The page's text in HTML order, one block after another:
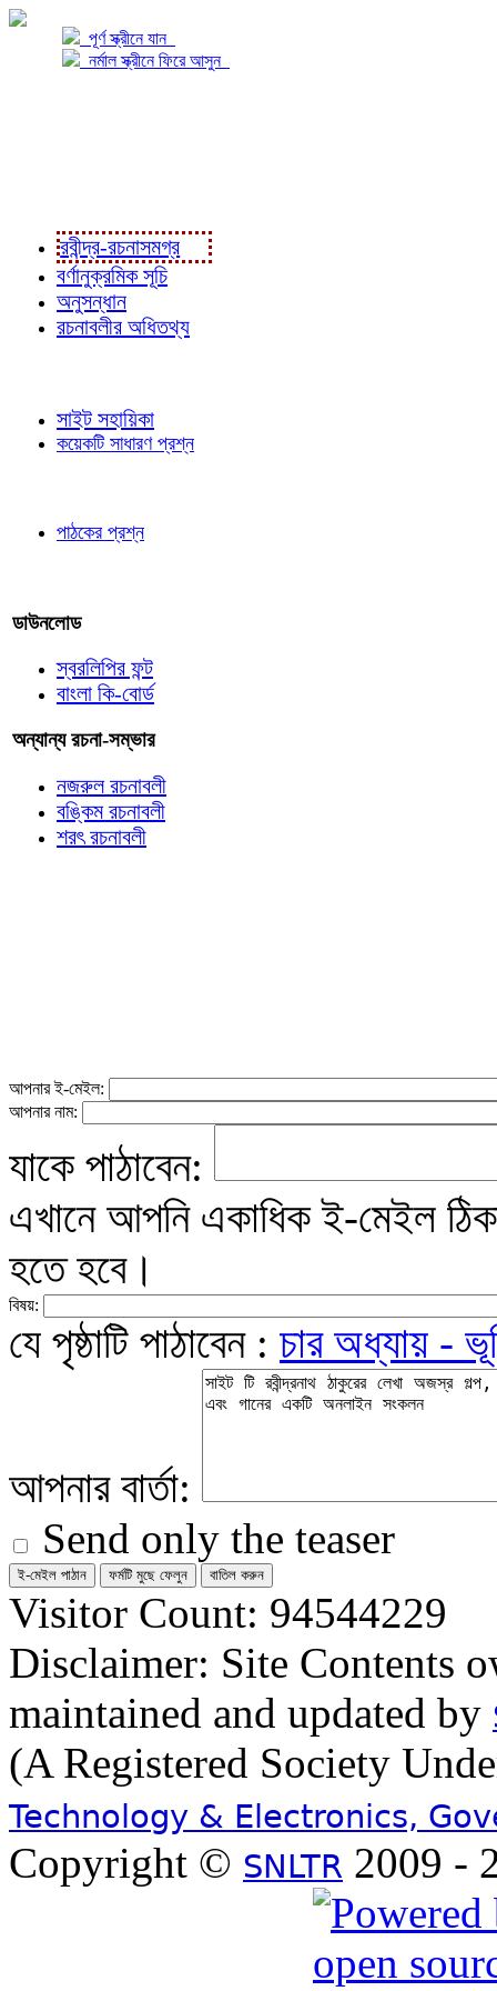
পূর্ণ স্ক্রীনে যান
নর্মাল স্ক্রীনে ফিরে আসুন
রবীন্দ্র-রচনাসমগ্র
বর্ণানুক্রমিক সূচি
অনুসন্ধান
রচনাবলীর অধিতথ্য
সাইট সহায়িকা
কয়েকটি সাধারণ প্রশ্ন
পাঠকের প্রশ্ন
ডাউনলোড
স্বরলিপির ফন্ট
বাংলা কি-বোর্ড
অন্যান্য রচনা-সম্ভার
নজরুল রচনাবলী
বঙ্কিম রচনাবলী
শরৎ রচনাবলী
আপনার ই-মেইল:
আপনার নাম:
যাকে পাঠাবেন:
এখানে আপনি একাধিক ই-মেইল
হতে হবে।
বিষয়:
যে পৃষ্ঠাটি পাঠাবেন : চার অধ্যায় -
আপনার বার্তা:
Send only the teaser
Visitor Count: 94544229
Disclaimer: Site Contents
maintained and updated by
(A Registered Society
Technology & Electronics,
Copyright © SNLTR 2009 -